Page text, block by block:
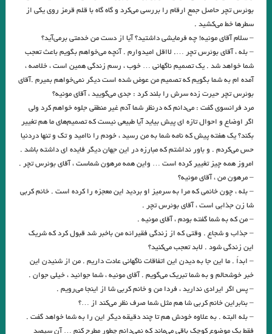
ترجمۀ سپیده حبیب / نرگس مقدسیان:
مجموعه داستان های کوتاه
.داستان کوتاه “به کی سلام کنم؟” نوشته‌ی سیمین دانشور
خورشید شما، عشق شما، بام شمایید! نوروز کهنسال کجا غیر شما بود؟
آنها را می برد از تاریکی ها به سوی نور رابعه
بر کلاویه‌ها / امیر حسین تیکنی حماقت های کوچک / میترا داور
.علیرضا ذیحق / کیمیا ی خورشید سنگ نما /محمد محمودی
آرزو نوری شلوار دارچینی / شراره شریفیان
ترجمه : رُزا جمالی
. برشی از منظومه سنگ خورشید /شاعر اکتاویو پاز لوزانو مترجم / آلا شریفیان
(آناهیدا)
آشیان سازی / ناهید شمس .آب، بندر، ترانه / دیبا مختاباد
بوئرس تچر حاصل جمع ارقام را بررسی می‌کرد و گاه گاه با قلم قرمز روی یکی از
سطرها خط می‌کشید .
– سلام آقای مونیه! چه فرمایشی داشتید؟ آیا از دست من خدمتی برمی‌آید؟
– بله ، آقای بوئرس تچر …. لااقل امیدوارم . آنچه می‌خواهم بگویم باعث تعجب
شما خواهد شد . یک تصمیم ناگهانی … خوب ، رسم زندگی همین است ، خلاصه ،
آمده ام به شما بگویم که تصمیم من عوض شده است دیگر نمی‌خواهم بمیرم .آقای
بوئرس تچر حیرت زده سرش را بلند کرد : جدی می‌گویید ، آقای مونیه؟
مرد فرانسوی گفت : می‌دانم که درنظر شما آدم غیر منطقی جلوه خواهم کرد ولی
اگر اوضاع و احوال تازه ای پیش بیاید آیا طبیعی نیست که تصمیم‌های ما هم تغییر
بکند؟ یک هفته پیش که نامه شما به من رسید ، خودم را ناامید و تک و تنها دردنیا
حس می‌کردم . و باور نداشتم که مبارزه در این جهان دیگر فایده ای داشته باشد .
امروز همه چیز تغییر کرده است … واین همه مرهون شماست ، آقای بوئرس تچر .
– مرهون من ، آقای مونیه؟
– بله ، چون خانمی ‌که مرا به سرمیز او بردید این معجزه را کرده است . خانم کربی
شا زن جذابی است ، آقای بوئرس تچر .
– من که به شما گفته بودم ، آقای مونیه .
– جذاب و شجاع . وقتی که از زندگی فقیرانه من باخبر شد قبول کرد که شریک
این زندگی شود . لابد تعجب می‌کنید؟
– ابداً . ما این جا به دیدن این اتفاقات ناگهانی عادت داریم . من از شنیدن این
خبر خوشحالم و به شما تبریک می‌گویم . آقای مونیه ، شما جوانید ، خیلی جوان .
– پس اگر ایرادی ندارید ، فردا من و خانم کربی شا از اینجا می‌رویم .
– بنابراین خانم کربی شا هم مثل شما صرف نظر می‌کند از …؟
– بله البته . به علاوه خودش هم تا چند دقیقه دیگر این را به شما خواهد گفت .
فقط یک موضوع کوچک باقی می‌ماند که نمی‌دانم چطور مطرح کنم … آن سیصد